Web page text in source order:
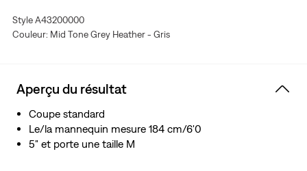
Style A43200000
Couleur: Mid Tone Grey Heather - Gris
Aperçu du résultat
Coupe standard
Le/la mannequin mesure 184 cm/6'0
5" et porte une taille M